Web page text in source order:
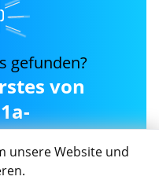
unsere Website und
gefunden?
von
gmbh